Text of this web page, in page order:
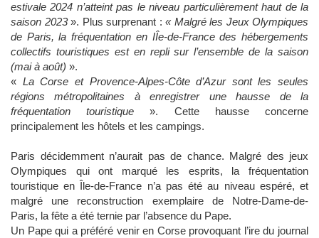
estivale 2024 n’atteint pas le niveau particulièrement haut de la
saison 2023». Plus surprenant : « Malgré les Jeux Olympiques
de Paris, la fréquentation en IÎe-de-France des hébergements
collectifs touristiques est en repli sur l’ensemble de la saison
(mai à août) ».
« La Corse et Provence-Alpes-Côte d’Azur sont les seules
régions métropolitaines à enregistrer une hausse de la
fréquentation touristique ». Cette hausse concerne
principalement les hôtels et les campings.
Paris décidemment n’aurait pas de chance. Malgré des jeux
Olympiques qui ont marqué les esprits, la fréquentation
touristique en Île-de-France n’a pas été au niveau espéré, et
malgré une reconstruction exemplaire de Notre-Dame-de-
Paris, la fête a été ternie par l’absence du Pape.
Un Pape qui a préféré venir en Corse provoquant l’ire du journal